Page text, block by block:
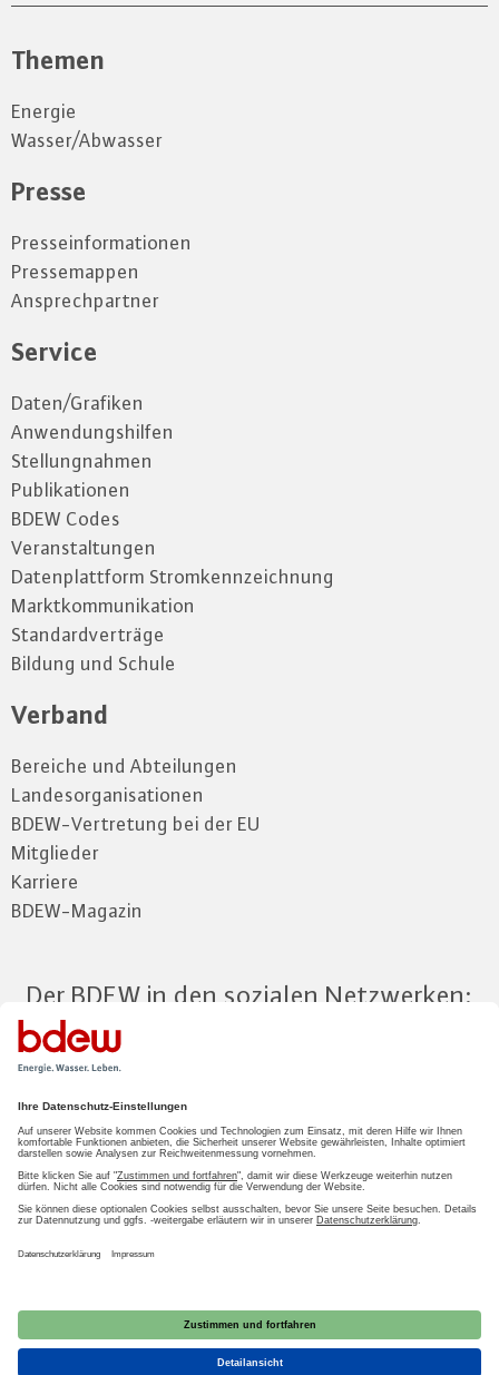
Themen
Energie
Wasser/Abwasser
Presse
Presseinformationen
Pressemappen
Ansprechpartner
Service
Daten/Grafiken
Anwendungshilfen
Stellungnahmen
Publikationen
BDEW Codes
Veranstaltungen
Datenplattform Stromkennzeichnung
Marktkommunikation
Standardverträge
Bildung und Schule
Verband
Bereiche und Abteilungen
Landesorganisationen
BDEW-Vertretung bei der EU
Mitglieder
Karriere
BDEW-Magazin
Der BDEW in den sozialen Netzwerken:
Zum Mitgliederbereich
LOGIN
2026 BDEW